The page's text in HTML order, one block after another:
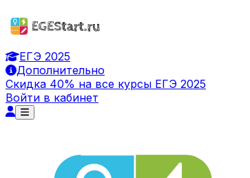
ЕГЭ 2025
Дополнительно
Скидка 40% на все курсы ЕГЭ 2025
Войти в кабинет